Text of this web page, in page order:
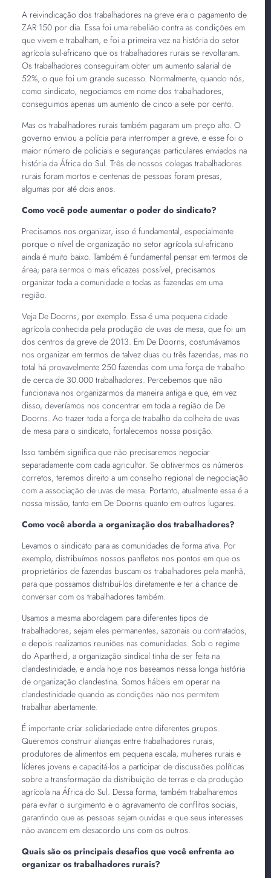
A reivindicação dos trabalhadores na greve era o pagamento de
ZAR 150 por dia. Essa foi uma rebelião contra as condições em
que vivem e trabalham, e foi a primeira vez na história do setor
agrícola sul-africano que os trabalhadores rurais se revoltaram.
Os trabalhadores conseguiram obter um aumento salarial de
52%, o que foi um grande sucesso. Normalmente, quando nós,
como sindicato, negociamos em nome dos trabalhadores,
conseguimos apenas um aumento de cinco a sete por cento.
Mas os trabalhadores rurais também pagaram um preço alto. O
governo enviou a polícia para interromper a greve, e esse foi o
maior número de policiais e seguranças particulares enviados na
história da África do Sul. Três de nossos colegas trabalhadores
rurais foram mortos e centenas de pessoas foram presas,
algumas por até dois anos.
Como você pode aumentar o poder do sindicato?
Precisamos nos organizar, isso é fundamental, especialmente
porque o nível de organização no setor agrícola sul-africano
ainda é muito baixo. Também é fundamental pensar em termos de
área; para sermos o mais eficazes possível, precisamos
organizar toda a comunidade e todas as fazendas em uma
região.
Veja De Doorns, por exemplo. Essa é uma pequena cidade
agrícola conhecida pela produção de uvas de mesa, que foi um
dos centros da greve de 2013. Em De Doorns, costumávamos
nos organizar em termos de talvez duas ou três fazendas, mas no
total há provavelmente 250 fazendas com uma força de trabalho
de cerca de 30.000 trabalhadores. Percebemos que não
funcionava nos organizarmos da maneira antiga e que, em vez
disso, deveríamos nos concentrar em toda a região de De
Doorns. Ao trazer toda a força de trabalho da colheita de uvas
de mesa para o sindicato, fortalecemos nossa posição.
Isso também significa que não precisaremos negociar
separadamente com cada agricultor. Se obtivermos os números
corretos, teremos direito a um conselho regional de negociação
com a associação de uvas de mesa. Portanto, atualmente essa é a
nossa missão, tanto em De Doorns quanto em outros lugares.
Como você aborda a organização dos trabalhadores?
Levamos o sindicato para as comunidades de forma ativa. Por
exemplo, distribuímos nossos panfletos nos pontos em que os
proprietários de fazendas buscam os trabalhadores pela manhã,
para que possamos distribuí-los diretamente e ter a chance de
conversar com os trabalhadores também.
Usamos a mesma abordagem para diferentes tipos de
trabalhadores, sejam eles permanentes, sazonais ou contratados,
e depois realizamos reuniões nas comunidades. Sob o regime
do Apartheid, a organização sindical tinha de ser feita na
clandestinidade, e ainda hoje nos baseamos nessa longa história
de organização clandestina. Somos hábeis em operar na
clandestinidade quando as condições não nos permitem
trabalhar abertamente.
É importante criar solidariedade entre diferentes grupos.
Queremos construir alianças entre trabalhadores rurais,
produtores de alimentos em pequena escala, mulheres rurais e
líderes jovens e capacitá-los a participar de discussões políticas
sobre a transformação da distribuição de terras e da produção
agrícola na África do Sul. Dessa forma, também trabalharemos
para evitar o surgimento e o agravamento de conflitos sociais,
garantindo que as pessoas sejam ouvidas e que seus interesses
não avancem em desacordo uns com os outros.
Quais são os principais desafios que você enfrenta ao
organizar os trabalhadores rurais?